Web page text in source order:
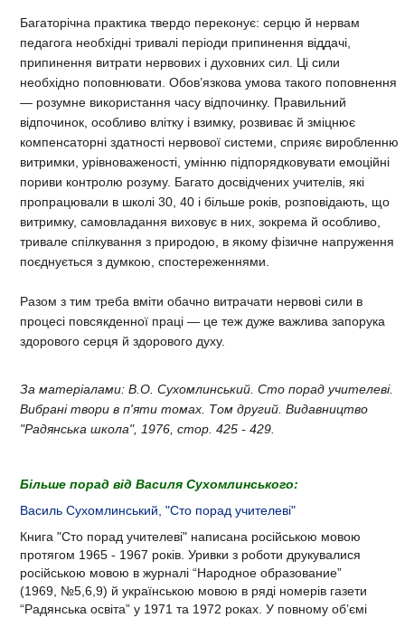
Багаторічна практика твердо переконує: серцю й нервам
педагога необхідні тривалі періоди припинення віддачі,
припинення витрати нервових і духовних сил. Ці сили
необхідно поповнювати. Обов’язкова умова такого поповнення
— розумне використання часу відпочинку. Правильний
відпочинок, особливо влітку і взимку, розвиває й зміцнює
компенсаторні здатності нервової системи, сприяє виробленню
витримки, урівноваженості, умінню підпорядковувати емоційні
пориви контролю розуму. Багато досвідчених учителів, які
пропрацювали в школі 30, 40 і більше років, розповідають, що
витримку, самовладання виховує в них, зокрема й особливо,
тривале спілкування з природою, в якому фізичне напруження
поєднується з думкою, спостереженнями.
Разом з тим треба вміти обачно витрачати нервові сили в
процесі повсякденної праці — це теж дуже важлива запорука
здорового серця й здорового духу.
За матеріалами: В.О. Сухомлинський. Сто порад учителеві.
Вибрані твори в п'яти томах. Том другий. Видавництво
"Радянська школа", 1976, стор. 425 - 429.
Більше порад від Василя Сухомлинського:
Василь Сухомлинський, "Сто порад учителеві"
Книга "Сто порад учителеві" написана російською мовою
протягом 1965 - 1967 років. Уривки з роботи друкувалися
російською мовою в журналі “Народное образование”
(1969, №5,6,9) й українською мовою в ряді номерів газети
“Радянська освіта” у 1971 та 1972 роках. У повному об’ємі